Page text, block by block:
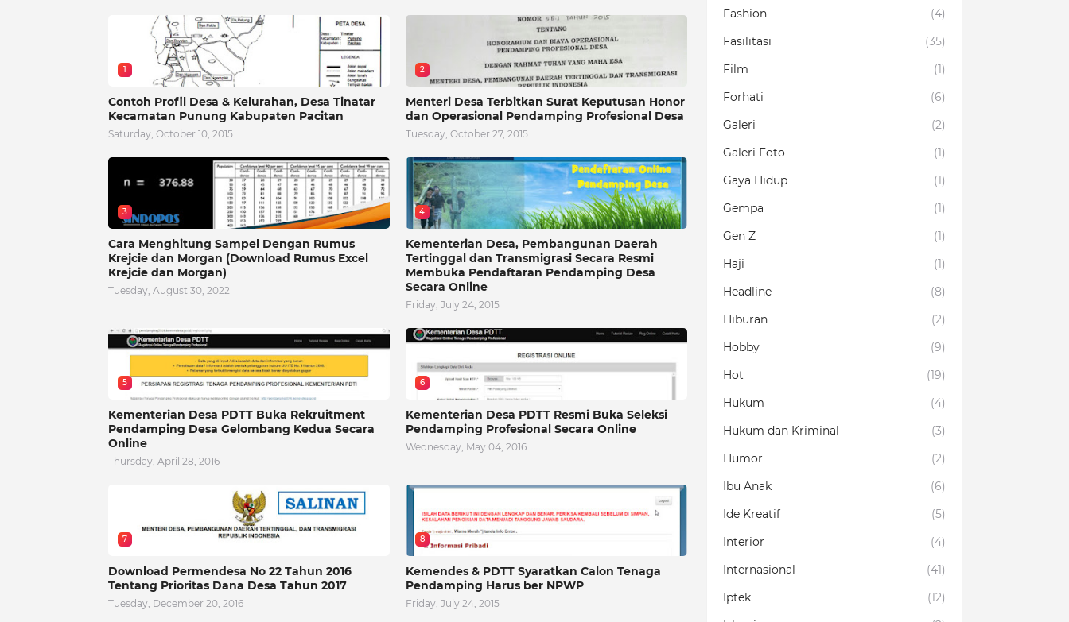
1
Contoh Profil Desa & Kelurahan, Desa Tinatar
Kecamatan Punung Kabupaten Pacitan
Saturday, October 10, 2015
2
Menteri Desa Terbitkan Surat Keputusan Honor
dan Operasional Pendamping Profesional Desa
Tuesday, October 27, 2015
3
Cara Menghitung Sampel Dengan Rumus
Krejcie dan Morgan (Download Rumus Excel
Krejcie dan Morgan)
Tuesday, August 30, 2022
4
Kementerian Desa, Pembangunan Daerah
Tertinggal dan Transmigrasi Secara Resmi
Membuka Pendaftaran Pendamping Desa
Secara Online
Friday, July 24, 2015
5
Kementerian Desa PDTT Buka Rekruitment
Pendamping Desa Gelombang Kedua Secara
Online
Thursday, April 28, 2016
6
Kementerian Desa PDTT Resmi Buka Seleksi
Pendamping Profesional Secara Online
Wednesday, May 04, 2016
7
Download Permendesa No 22 Tahun 2016
Tentang Prioritas Dana Desa Tahun 2017
Tuesday, December 20, 2016
8
Kemendes & PDTT Syaratkan Calon Tenaga
Pendamping Harus ber NPWP
Friday, July 24, 2015
Fashion
(4)
Fasilitasi
(35)
Film
(1)
Forhati
(6)
Galeri
(2)
Galeri Foto
(1)
Gaya Hidup
(1)
Gempa
(1)
Gen Z
(1)
Haji
(1)
Headline
(8)
Hiburan
(2)
Hobby
(9)
Hot
(19)
Hukum
(4)
Hukum dan Kriminal
(3)
Humor
(2)
Ibu Anak
(6)
Ide Kreatif
(5)
Interior
(4)
Internasional
(41)
Iptek
(12)